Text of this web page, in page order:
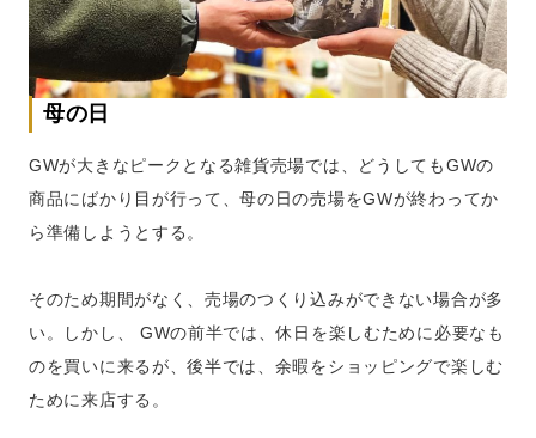
母の日
GWが大きなピークとなる雑貨売場では、どうしてもGWの
商品にばかり目が行って、母の日の売場をGWが終わってか
ら準備しようとする。
そのため期間がなく、売場のつくり込みができない場合が多
い。しかし、 GWの前半では、休日を楽しむために必要なも
のを買いに来るが、後半では、余暇をショッピングで楽しむ
ために来店する。